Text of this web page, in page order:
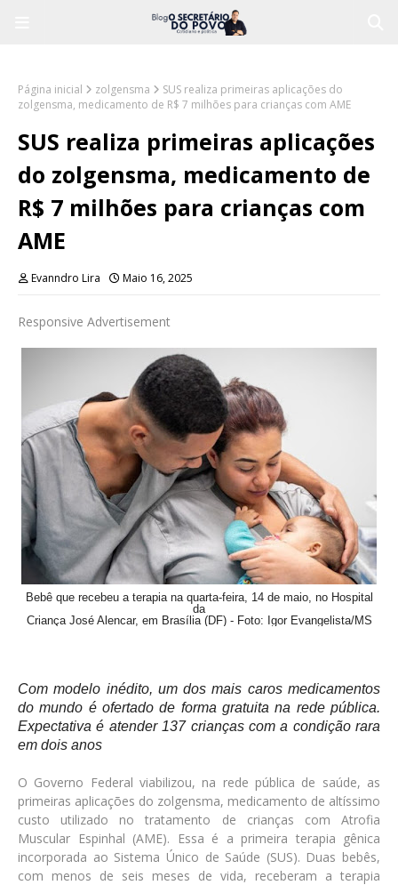
Página inicial zolgensma
SUS realiza primeiras aplicações do
zolgensma, medicamento de R$ 7 milhões para crianças com AME
SUS realiza primeiras aplicações
do zolgensma, medicamento de
R$ 7 milhões para crianças com
AME
Evanndro Lira Maio 16, 2025
Responsive Advertisement
Bebê que recebeu a terapia na quarta-feira, 14 de maio, no Hospital
da
Criança José Alencar, em Brasília (DF) - Foto: Igor Evangelista/MS
Com modelo inédito, um dos mais caros medicamentos
do mundo é ofertado de forma gratuita na rede pública.
Expectativa é atender 137 crianças com a condição rara
em dois anos
O Governo Federal viabilizou, na rede pública de saúde, as
primeiras aplicações do zolgensma, medicamento de altíssimo
custo utilizado no tratamento de crianças com Atrofia
Muscular Espinhal (AME). Essa é a primeira terapia gênica
incorporada ao Sistema Único de Saúde (SUS). Duas bebês,
com menos de seis meses de vida, receberam a terapia